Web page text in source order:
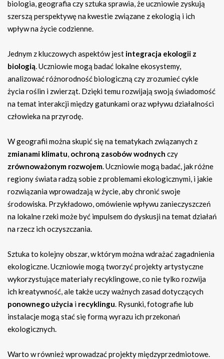
biologia, geografia czy sztuka sprawia, że uczniowie zyskują
szerszą perspektywę na kwestie związane z ekologią i ich
wpływ na życie codzienne.
Jednym z kluczowych aspektów jest integracja ekologii z
biologią. Uczniowie mogą badać lokalne ekosystemy,
analizować różnorodność biologiczną czy zrozumieć cykle
życia roślin i zwierząt. Dzięki temu rozwijają swoją świadomość
na temat interakcji między gatunkami oraz wpływu działalności
człowieka na przyrodę.
W geografii można skupić się na tematykach związanych z
zmianami klimatu, ochroną zasobów wodnych czy
zrównoważonym rozwojem. Uczniowie mogą badać, jak różne
regiony świata radzą sobie z problemami ekologicznymi, i jakie
rozwiązania wprowadzają w życie, aby chronić swoje
środowiska. Przykładowo, omówienie wpływu zanieczyszczeń
na lokalne rzeki może być impulsem do dyskusji na temat działań
na rzecz ich oczyszczania.
Sztuka to kolejny obszar, w którym można wdrażać zagadnienia
ekologiczne. Uczniowie mogą tworzyć projekty artystyczne
wykorzystujące materiały recyklingowe, co nie tylko rozwija
ich kreatywność, ale także uczy ważnych zasad dotyczących
ponownego użycia i recyklingu. Rysunki, fotografie lub
instalacje mogą stać się formą wyrazu ich przekonań
ekologicznych.
Warto w również wprowadzać projekty międzyprzedmiotowe.